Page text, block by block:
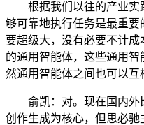
根据我们以往的产业实
够可靠地执行任务是最重
要超级大，没有必要不计
的通用智能体，这些通用
然通用智能体之间也可以互
俞凯：对。现在国内外
创作生成为核心，但思必